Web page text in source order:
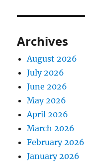
Archives
August 2026
July 2026
June 2026
May 2026
April 2026
March 2026
February 2026
January 2026